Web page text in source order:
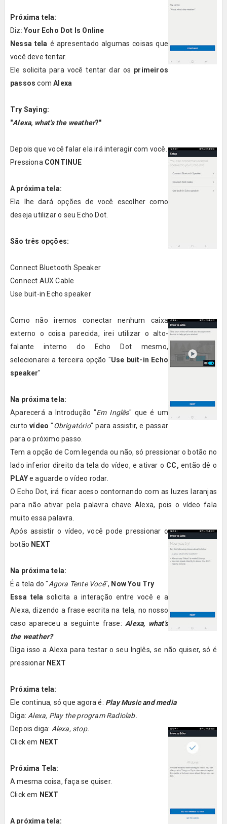
Próxima tela:
Diz: Your Echo Dot Is Online
Nessa tela é apresentado algumas coisas que
você deve tentar.
Ele solicita para você tentar dar os primeiros
passos comAlexa
Try Saying:
"Alexa, what's the weather?"
Depois que você falar ela irá interagir com você.
Pressiona CONTINUE
A próxima tela:
Ela lhe dará opções de você escolher como
deseja utilizar o seu Echo Dot.
São três opções:
Connect Bluetooth Speaker
Connect AUX Cable
Use buit-in Echo speaker
Como não iremos conectar nenhum caixa
externo o coisa parecida, irei utilizar o alto-
falante interno do Echo Dot mesmo,
selecionarei a terceira opção "Use buit-in Echo
speaker"
Na próxima tela:
Aparecerá a Introdução "Em Inglês" que é um
curtovídeo"Obrigatório" para assistir, e passar
para o próximo passo.
Tem a opção de Com legenda ou não, só pressionar o botão no
lado inferior direito da tela do vídeo, e ativar o CC,então dê o
PLAYe aguarde o vídeo rodar.
O Echo Dot, irá ficar aceso contornando com as luzes laranjas
para não ativar pela palavra chave Alexa, pois o vídeo fala
muito essa palavra.
Após assistir o vídeo, você pode pressionar o
botão NEXT
Na próxima tela:
É a tela do "Agora Tente Você", Now You Try
Essa tela solicita a interação entre você e a
Alexa, dizendo a frase escrita na tela, no nosso
caso apareceu a seguinte frase: Alexa, what's
the weather?
Diga isso a Alexa para testar o seu Inglês, se não quiser, só é
pressionar NEXT
Próxima tela:
Ele continua, só que agora é: Play Music and media
Diga: Alexa, Play the program Radiolab.
Depois diga: Alexa, stop.
Click em NEXT
Próxima Tela:
A mesma coisa, faça se quiser.
Click em NEXT
A próxima tela: